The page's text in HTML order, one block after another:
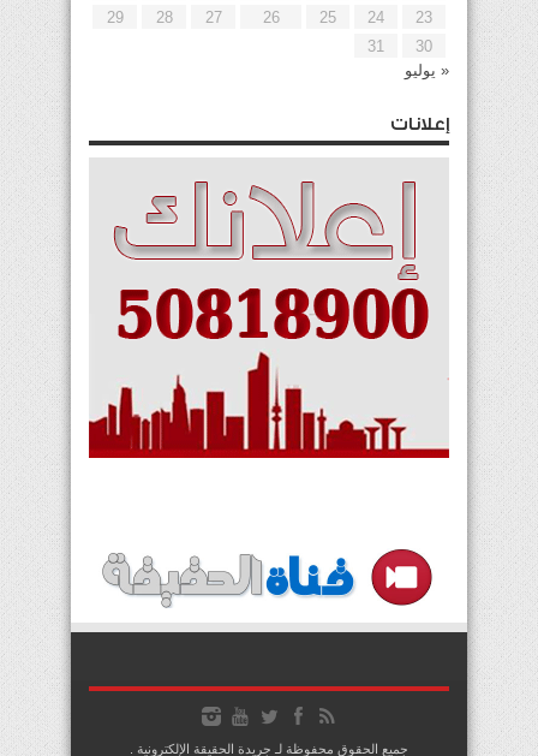
23
24
25
26
27
28
29
30
31
« يوليو
إعلانات
جميع الحقوق محفوظة لـ جريدة الحقيقة الإلكترونية .